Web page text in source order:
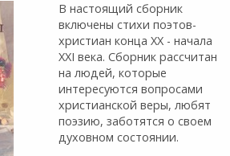
В настоящий сборник
включены стихи поэтов-
христиан конца XX - начала
XXI века. Сборник рассчитан
на людей, которые
интересуются вопросами
христианской веры, любят
поэзию, заботятся о своем
духовном состоянии.